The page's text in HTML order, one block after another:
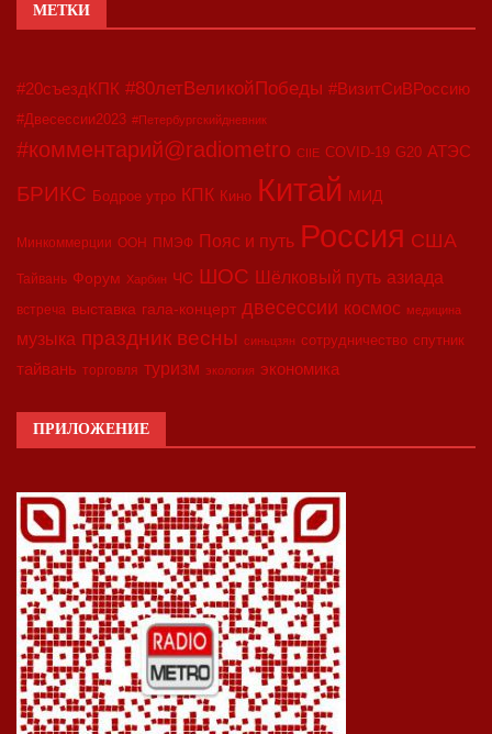
МЕТКИ
#20съездКПК #80летВеликойПобеды #ВизитСиВРоссию
#Двесессии2023 #Петербургскийдневник
#комментарий@radiometro CIIE COVID-19 G20 АТЭС
БРИКС Бодрое утро КПК Кино Китай МИД
Минкоммерции ООН ПМЭФ Пояс и путь Россия США
Тайвань Форум Харбин ЧС ШОС Шёлковый путь азиада
встреча выставка гала-концерт двесессии космос медицина
музыка праздник весны синьцзян сотрудничество спутник
тайвань торговля туризм экология экономика
ПРИЛОЖЕНИЕ